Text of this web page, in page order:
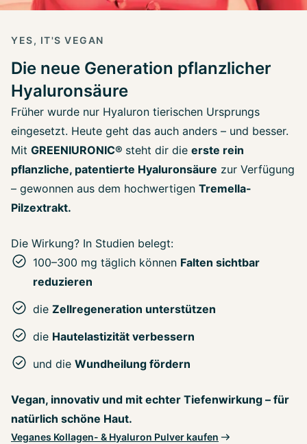
YES, IT'S VEGAN
Die neue Generation pflanzlicher
Hyaluronsäure
Früher wurde nur Hyaluron tierischen Ursprungs
eingesetzt. Heute geht das auch anders – und besser.
Mit GREENIURONIC® steht dir die erste rein
pflanzliche, patentierte Hyaluronsäure zur Verfügung
– gewonnen aus dem hochwertigen Tremella-
Pilzextrakt.
Die Wirkung? In Studien belegt:
100–300 mg täglich können Falten sichtbar
reduzieren
die Zellregeneration unterstützen
die Hautelastizität verbessern
und die Wundheilung fördern
Vegan, innovativ und mit echter Tiefenwirkung – für
natürlich schöne Haut.
Veganes Kollagen- & Hyaluron Pulver kaufen